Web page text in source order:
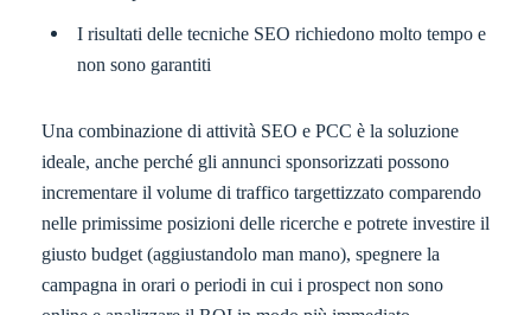
I risultati delle tecniche SEO richiedono molto tempo e
non sono garantiti
Una combinazione di attività SEO e PCC è la soluzione
ideale, anche perché gli annunci sponsorizzati possono
incrementare il volume di traffico targettizzato comparendo
nelle primissime posizioni delle ricerche e potrete investire il
giusto budget (aggiustandolo man mano), spegnere la
campagna in orari o periodi in cui i prospect non sono